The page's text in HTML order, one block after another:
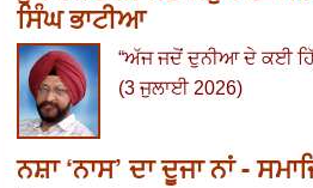
ਸਿੰਘ ਭਾਟੀਆ
“ਅੱਜ ਜਦੋਂ ਦੁਨੀਆ ਦੇ ਕਈ
(3 ਜੁਲਾਈ 2026)
ਨਸ਼ਾ ‘ਨਾਸ’ ਦਾ ਦੂਜਾ ਨਾਂ -